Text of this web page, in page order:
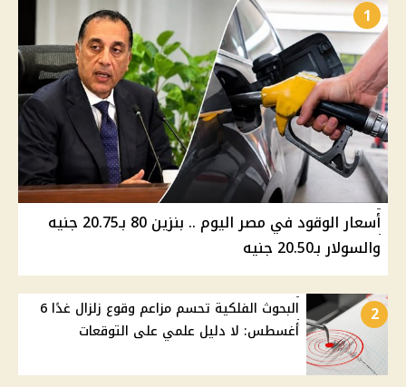
1
أسعار الوقود في مصر اليوم .. بنزين 80 بـ20.75 جنيه
والسولار بـ20.50 جنيه
2
البحوث الفلكية تحسم مزاعم وقوع زلزال غدًا 6
أغسطس: لا دليل علمي على التوقعات